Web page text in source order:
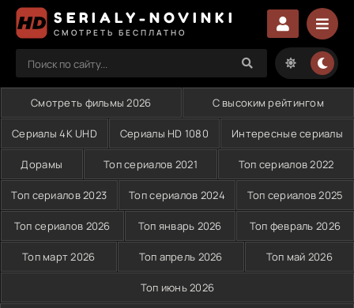
SERIALY-NOVINKI
СМОТРЕТЬ БЕСПЛАТНО
Смотреть фильмы 2026 С высоким рейтингом
Сериалы 4K UHD Сериалы HD 1080 Интересные сериалы
Дорамы Топ сериалов 2021 Топ сериалов 2022
Топ сериалов 2023 Топ сериалов 2024 Топ сериалов 2025
Топ сериалов 2026 Топ январь 2026 Топ февраль 2026
Топ март 2026 Топ апрель 2026 Топ май 2026
Топ июнь 2026